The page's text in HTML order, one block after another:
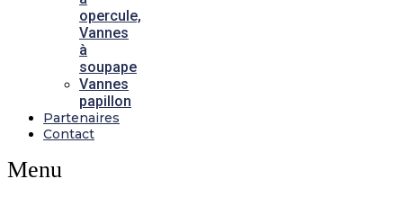
opercule,
Vannes
à
soupape
Vannes
papillon
Partenaires
Contact
Menu